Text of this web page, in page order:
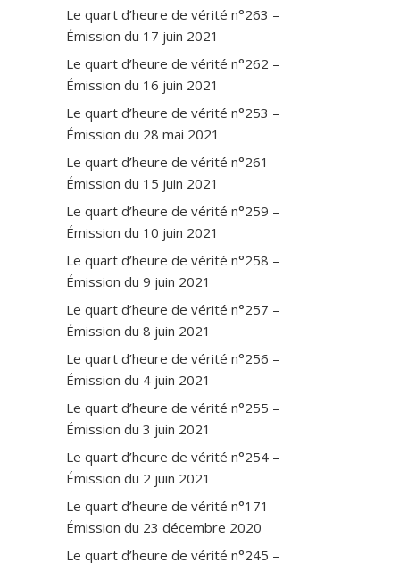
Le quart d’heure de vérité n°263 –
Émission du 17 juin 2021
Le quart d’heure de vérité n°262 –
Émission du 16 juin 2021
Le quart d’heure de vérité n°253 –
Émission du 28 mai 2021
Le quart d’heure de vérité n°261 –
Émission du 15 juin 2021
Le quart d’heure de vérité n°259 –
Émission du 10 juin 2021
Le quart d’heure de vérité n°258 –
Émission du 9 juin 2021
Le quart d’heure de vérité n°257 –
Émission du 8 juin 2021
Le quart d’heure de vérité n°256 –
Émission du 4 juin 2021
Le quart d’heure de vérité n°255 –
Émission du 3 juin 2021
Le quart d’heure de vérité n°254 –
Émission du 2 juin 2021
Le quart d’heure de vérité n°171 –
Émission du 23 décembre 2020
Le quart d’heure de vérité n°245 –